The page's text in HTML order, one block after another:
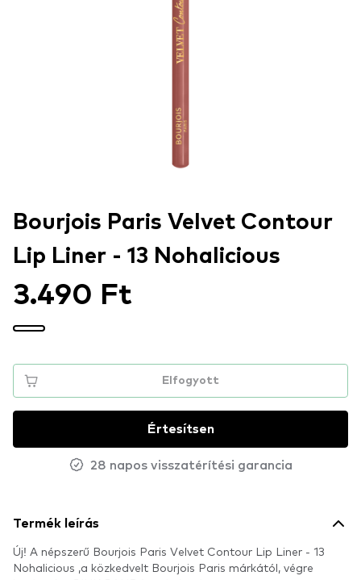
Bourjois Paris Velvet Contour
Lip Liner - 13 Nohalicious
3.490 Ft
Elfogyott
Értesítsen
28 napos visszatérítési garancia
Termék leírás
Új! A népszerű Bourjois Paris Velvet Contour Lip Liner - 13
Nohalicious ,a közkedvelt Bourjois Paris márkától, végre